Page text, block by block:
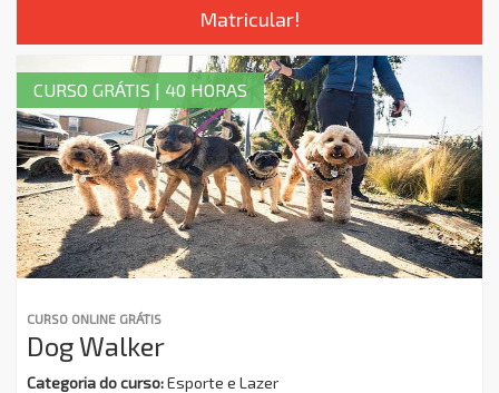
Matricular!
CURSO ONLINE GRÁTIS
Dog Walker
Categoria do curso:Esporte e Lazer
CURSO GRÁTIS | 40 HORAS